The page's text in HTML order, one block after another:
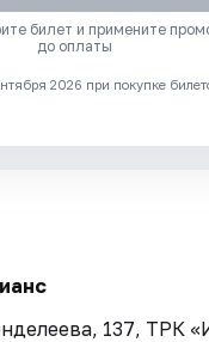
билет и примените
до оплаты
2026 при покупке
137, ТРК